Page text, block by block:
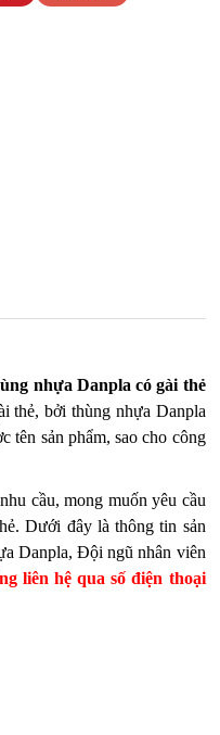
nhựa Danpla có gài thẻ
thẻ, bởi thùng nhựa Danpla
tên sản phẩm, sao cho công
cầu, mong muốn yêu cầu
Dưới đây là thông tin sản
Danpla, Đội ngũ nhân viên
liên hệ qua số điện thoại